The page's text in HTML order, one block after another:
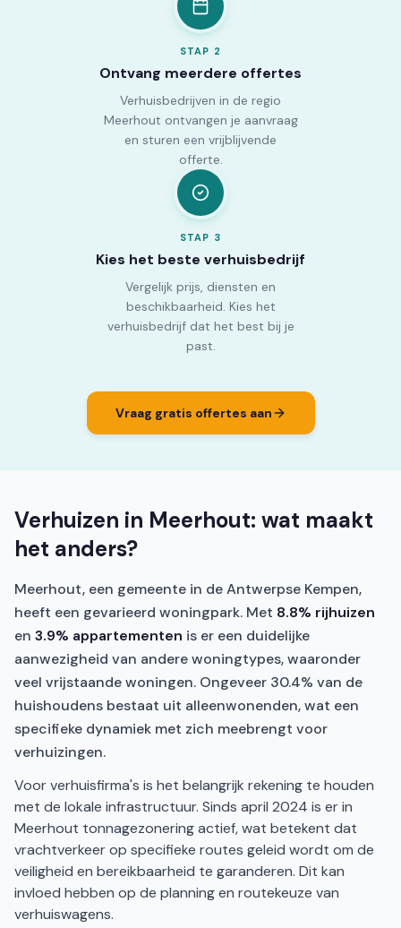
STAP 2
Ontvang meerdere offertes
Verhuisbedrijven in de regio
Meerhout ontvangen je aanvraag
en sturen een vrijblijvende
offerte.
STAP 3
Kies het beste verhuisbedrijf
Vergelijk prijs, diensten en
beschikbaarheid. Kies het
verhuisbedrijf dat het best bij je
past.
Vraag gratis offertes aan
Verhuizen in Meerhout: wat maakt
het anders?
Meerhout, een gemeente in de Antwerpse Kempen,
heeft een gevarieerd woningpark. Met 8.8% rijhuizen
en 3.9% appartementen is er een duidelijke
aanwezigheid van andere woningtypes, waaronder
veel vrijstaande woningen. Ongeveer 30.4% van de
huishoudens bestaat uit alleenwonenden, wat een
specifieke dynamiek met zich meebrengt voor
verhuizingen.
Voor verhuisfirma's is het belangrijk rekening te houden
met de lokale infrastructuur. Sinds april 2024 is er in
Meerhout tonnagezonering actief, wat betekent dat
vrachtverkeer op specifieke routes geleid wordt om de
veiligheid en bereikbaarheid te garanderen. Dit kan
invloed hebben op de planning en routekeuze van
verhuiswagens.